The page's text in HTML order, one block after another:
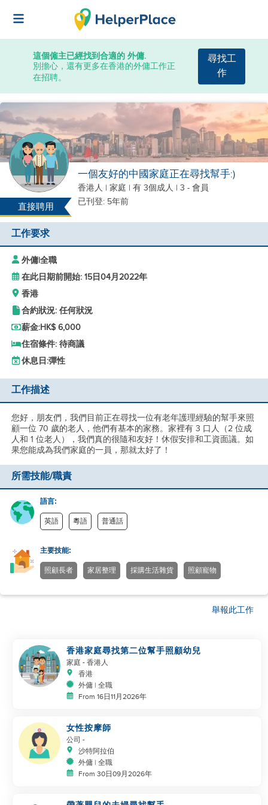
這個僱主已經找到合適的 外傭.
別擔心，還有更多在香港的外傭工作正
在招聘。
尋找工
作
直接聘用
一個友好的中國家庭正在尋找幫手:)
香港人 | 家庭 | 有 3個成人 | 3 - 會員
已刊登: 5年前
工作要求
外傭|全職
在此日期前開始: 15日04月2022年
香港
合約狀況: 任何狀況
薪金:HK$ 6,000
住宿條件: 待商議
休息日:彈性
工作描述
您好，朋友們，我們目前正在尋找一位有老年護理經驗的幫手來照
顧一位 70 歲的老人，他們有基本的家務。家裡有 3 口人（2 位成
人和 1 位老人），我們真的很隨和友好！休假安排和工資面議。如
果您能成為我們家庭的一員，那就太好了！
所需技能/職責
語言:
英語 粵語 普通話
主要技能:
照顧長者 家居整理 採購生活雜貨 照顧寵物
舉報此工作
香港家庭尋找第二位幫手照顧幼兒
家庭 - 香港人
香港
外傭 | 全職
From 16日11月2026年
女性按摩師
公司 -
沙特阿拉伯
外傭 | 全職
From 30日09月2026年